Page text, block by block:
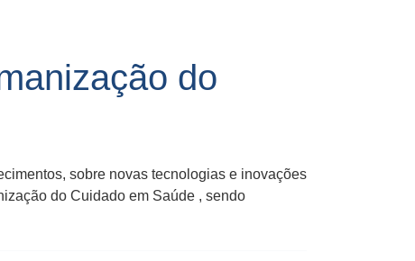
do
sobre novas tecnologias e inovações
do Cuidado em Saúde , sendo